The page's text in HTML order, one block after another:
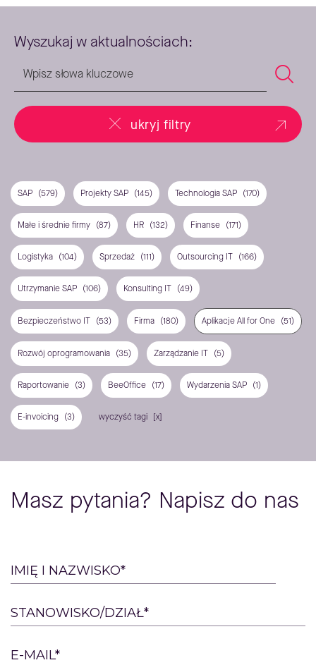
Wyszukaj w aktualnościach:
ukryj filtry
SAP (579) Projekty SAP (145) Technologia SAP (170)
Małe i średnie firmy (87) HR (132) Finanse (171)
Logistyka (104) Sprzedaż (111) Outsourcing IT (166)
Utrzymanie SAP (106) Konsulting IT (49)
Bezpieczeństwo IT (53) Firma (180) Aplikacje All for One (51)
Rozwój oprogramowania (35) Zarządzanie IT (5)
Raportowanie (3) BeeOffice (17) Wydarzenia SAP (1)
E-invoicing (3) wyczyść tagi
Masz pytania? Napisz do nas
Please
leave
this
field
empty.
IMIĘ I NAZWISKO*
STANOWISKO/DZIAŁ*
E-MAIL*